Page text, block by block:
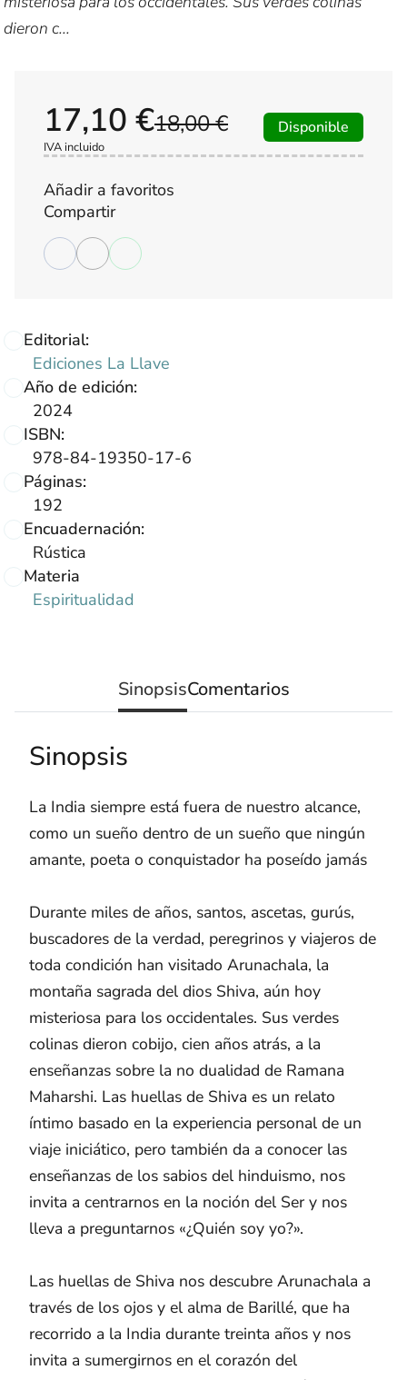
dieron c...
Editorial:
Ediciones La Llave
Año de edición:
2024
ISBN:
978-84-19350-17-6
Páginas:
192
Encuadernación:
Rústica
Materia
Espiritualidad
18,00 €
17,10 €
IVA incluido
Disponible
Añadir a favoritos
Compartir
SinopsisComentarios
Sinopsis
La India siempre está fuera de nuestro alcance,
como un sueño dentro de un sueño que ningún
amante, poeta o conquistador ha poseído jamás
Durante miles de años, santos, ascetas, gurús,
buscadores de la verdad, peregrinos y viajeros de
toda condición han visitado Arunachala, la
montaña sagrada del dios Shiva, aún hoy
misteriosa para los occidentales. Sus verdes
colinas dieron cobijo, cien años atrás, a la
enseñanzas sobre la no dualidad de Ramana
Maharshi. Las huellas de Shiva es un relato
íntimo basado en la experiencia personal de un
viaje iniciático, pero también da a conocer las
enseñanzas de los sabios del hinduismo, nos
invita a centrarnos en la noción del Ser y nos
lleva a preguntarnos «¿Quién soy yo?».
Las huellas de Shiva nos descubre Arunachala a
través de los ojos y el alma de Barillé, que ha
recorrido a la India durante treinta años y nos
invita a sumergirnos en el corazón del